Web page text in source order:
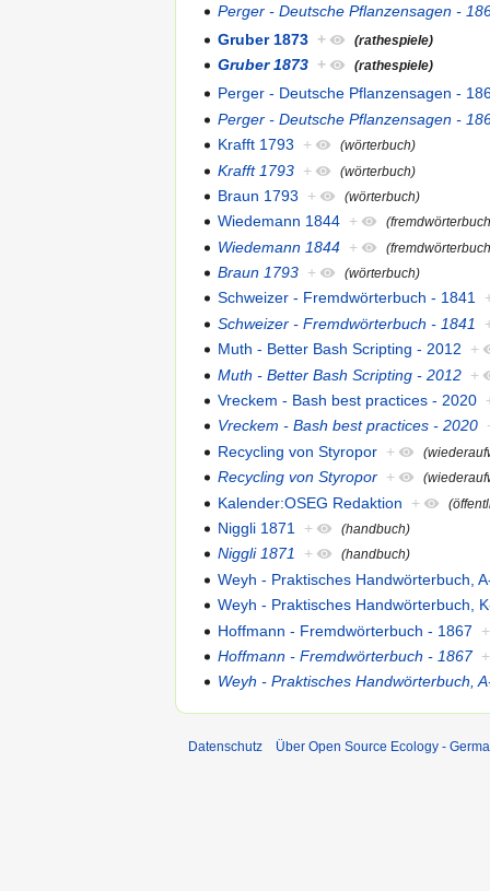
Perger - Deutsche Pflanzensagen -
Gruber 1873 + (rathespiele)
Gruber 1873 + (rathespiele)
Perger - Deutsche Pflanzensagen -
Perger - Deutsche Pflanzensagen -
Krafft 1793
+ (wörterbuch)
Krafft 1793 + (wörterbuch)
Braun 1793 + (wörterbuch)
Wiedemann 1844 +
Wiedemann 1844 +
Braun 1793 + (wörterbuch)
Schweizer - Fremdwörterbuch - 1841
Schweizer - Fremdwörterbuch - 1841
Muth - Better Bash Scripting - 2012
+
Muth - Better Bash Scripting - 2012 +
Vreckem - Bash best practices - 2020
Vreckem - Bash best practices - 2020
Recycling von Styropor +
Recycling von Styropor +
Kalender:OSEG Redaktion +
Niggli 1871 + (handbuch)
Niggli 1871 + (handbuch)
Weyh - Praktisches Handwörterbuch,
Weyh - Praktisches Handwörterbuch,
Hoffmann - Fremdwörterbuch - 1867
+
Hoffmann - Fremdwörterbuch - 1867 +
Weyh - Praktisches Handwörterbuch,
Datenschutz Über Open Source Ecology -